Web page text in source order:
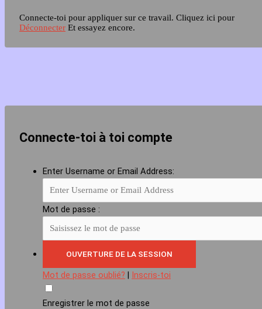
Connecte-toi pour appliquer sur ce travail. Cliquez ici pour
Déconnecter Et essayez encore.
Connecte-toi à toi compte
Enter Username or Email Address:
Mot de passe :
Mot de passe oublié? | Inscris-toi
Enregistrer le mot de passe